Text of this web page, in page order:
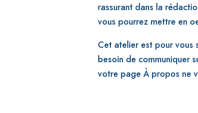
rassurant dans la
vous pourrez mettre en
Cet atelier est pour vous
besoin de communiquer
votre page À propos ne